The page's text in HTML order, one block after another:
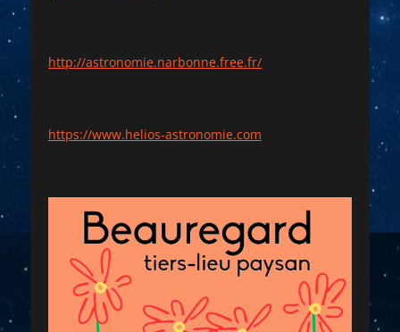
http://astronomie.narbonne.free.fr/
https://www.helios-astronomie.com